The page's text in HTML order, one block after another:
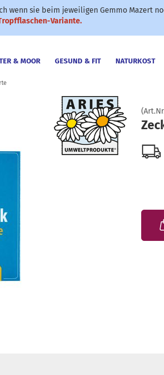
✆ 0911-61 79 25 SONDERANGEBOTE
wenn sie beim jeweiligen Gemmo Mazert
Variante.
& MOOR GESUND & FIT NATURKOST